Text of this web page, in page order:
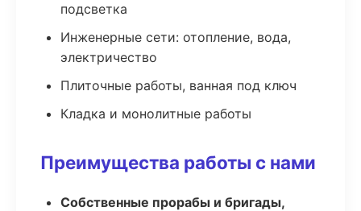
подсветка
Инженерные сети: отопление, вода,
электричество
Плиточные работы, ванная под ключ
Кладка и монолитные работы
Преимущества работы с нами
Собственные прорабы и бригады,